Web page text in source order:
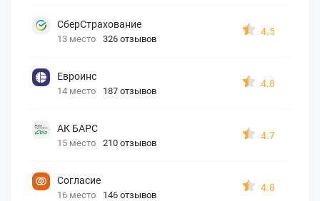
СберСтрахование
13 место 326 отзывов
4.5
Евроинс
14 место 187 отзывов
4.8
АК БАРС
15 место 210 отзывов
4.7
Согласие
16 место 146 отзывов
4.8